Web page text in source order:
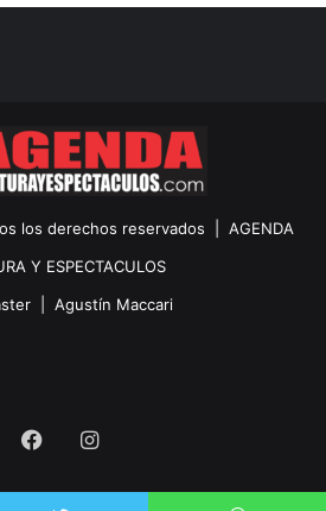
los derechos reservados | AGENDA
Y ESPECTACULOS
| Agustín Maccari